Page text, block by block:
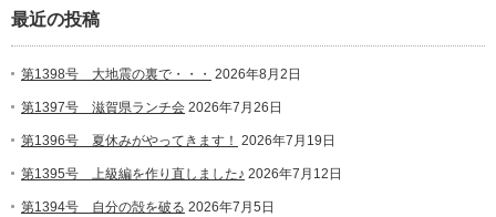
最近の投稿
第1398号 大地震の裏で・・・ 2026年8月2日
第1397号 滋賀県ランチ会 2026年7月26日
第1396号 夏休みがやってきます！ 2026年7月19日
第1395号 上級編を作り直しました♪ 2026年7月12日
第1394号 自分の殻を破る 2026年7月5日